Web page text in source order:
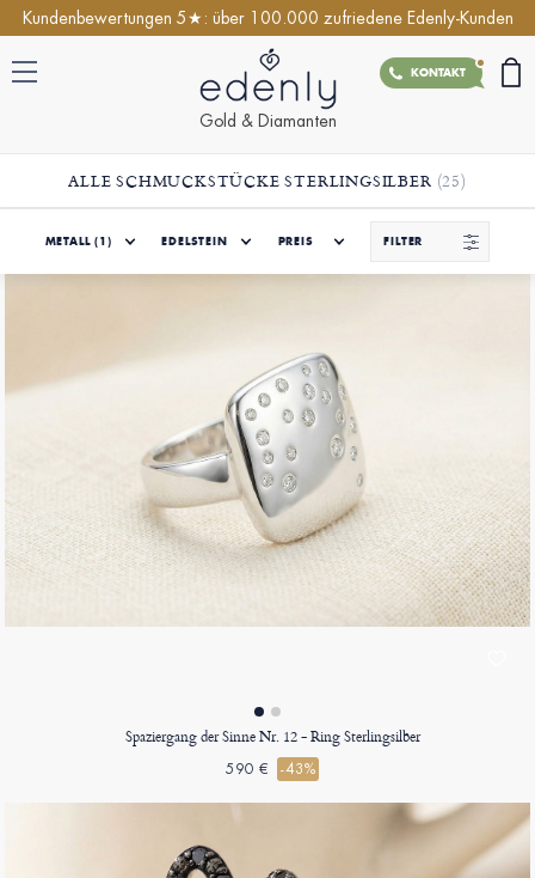
Kundenbewertungen 5★: über 100.000 zufriedene Edenly-Kunden
KONTAKT
Gold & Diamanten
ALLE SCHMUCKSTÜCKE STERLINGSILBER (25)
METALL(1) EDELSTEIN PREIS FILTER
Spaziergang der Sinne Nr. 12 - Ring Sterlingsilber
590 € -43%